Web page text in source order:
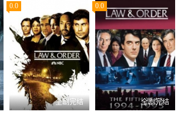
0.0
全剧完结
0.0
全剧完结